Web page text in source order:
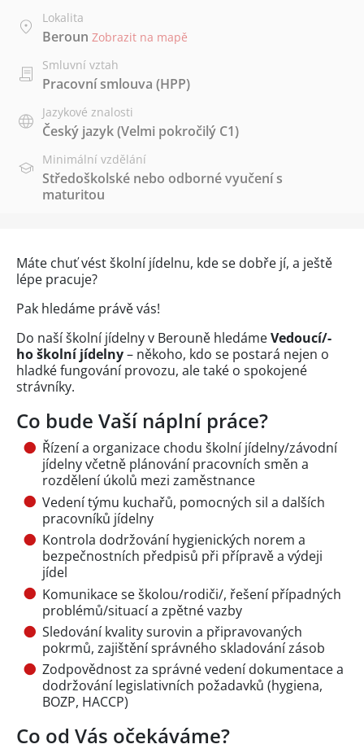
Lokalita
Beroun Zobrazit na mapě
Smluvní vztah
Pracovní smlouva (HPP)
Jazykové znalosti
Český jazyk(Velmi pokročilý C1)
Minimální vzdělání
Středoškolské nebo odborné vyučení s
maturitou
Máte chuť vést školní jídelnu, kde se dobře jí, a ještě
lépe pracuje?
Pak hledáme právě vás!
Do naší školní jídelny v Berouně hledámeVedoucí/-
ho školní jídelny– někoho, kdo se postará nejen o
hladké fungování provozu, ale také o spokojené
strávníky.
Co bude Vaší náplní práce?
Řízení a organizace chodu školní jídelny/závodní
jídelny včetně plánování pracovních směn a
rozdělení úkolů mezi zaměstnance
Vedení týmu kuchařů, pomocných sil a dalších
pracovníků jídelny
Kontrola dodržování hygienických norem a
bezpečnostních předpisů při přípravě a výdeji
jídel
Komunikace se školou/rodiči/, řešení případných
problémů/situací a zpětné vazby
Sledování kvality surovin a připravovaných
pokrmů, zajištění správného skladování zásob
Zodpovědnost za správné vedení dokumentace a
dodržování legislativních požadavků (hygiena,
BOZP, HACCP)
Co od Vás očekáváme?